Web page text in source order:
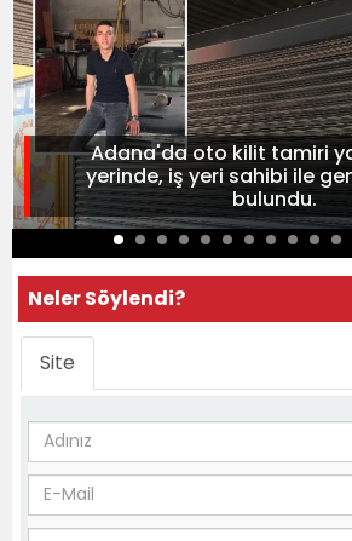
Adana'da oto kilit tamiri
yerinde, iş yeri sahibi ile
bulundu.
Neler Söylendi?
Site